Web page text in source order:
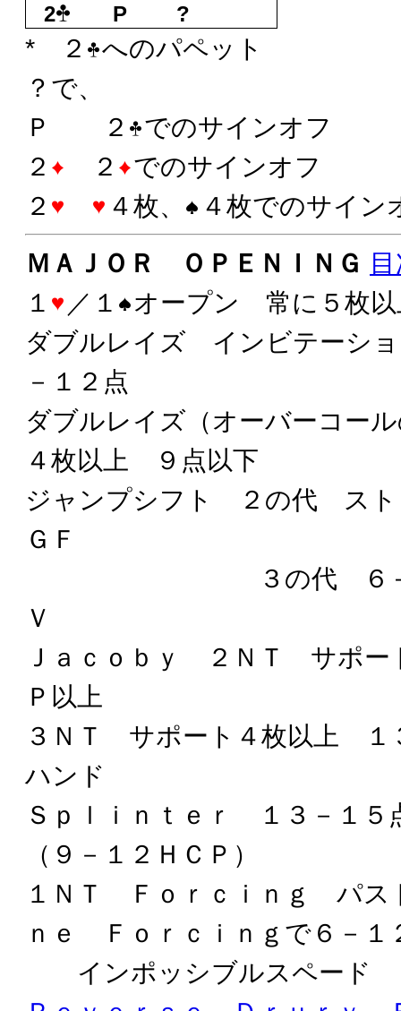
2
P ?
* ２
へのパペット
？で、
Ｐ ２
でのサインオフ
２
２
でのサインオフ
２
４枚、
４枚でのサイン
ＭＡＪＯＲ ＯＰＥＮＩＮＧ
１
／１
オープン 常に５枚以
ダブルレイズ インビテーシ
－１２点
ダブルレイズ（オーバーコ
４枚以上 ９点以下
ジャンプシフト ２の代 ス
ＧＦ
３の代 ６＋ １
Ｖ
Ｊａｃｏｂｙ ２ＮＴ サポー
Ｐ以上
３ＮＴ サポート４枚以上
ハンド
Ｓｐｌｉｎｔｅｒ １３－１
（９－１２ＨＣＰ）
１ＮＴ Ｆｏｒｃｉｎｇ パス
ｎｅ Ｆｏｒｃｉｎｇで６－１
インポッシブルスペード